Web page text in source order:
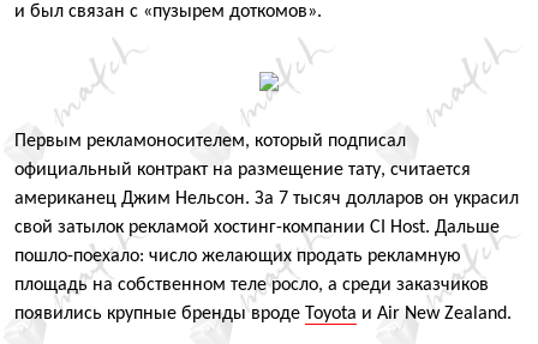
и был связан с «пузырем доткомов».
Первым рекламоносителем, который подписал
официальный контракт на размещение тату, считается
американец Джим Нельсон. За 7 тысяч долларов он украсил
свой затылок рекламой хостинг-компании CI Host. Дальше
пошло-поехало: число желающих продать рекламную
площадь на собственном теле росло, а среди заказчиков
появились крупные бренды вроде Toyota и Air New Zealand.